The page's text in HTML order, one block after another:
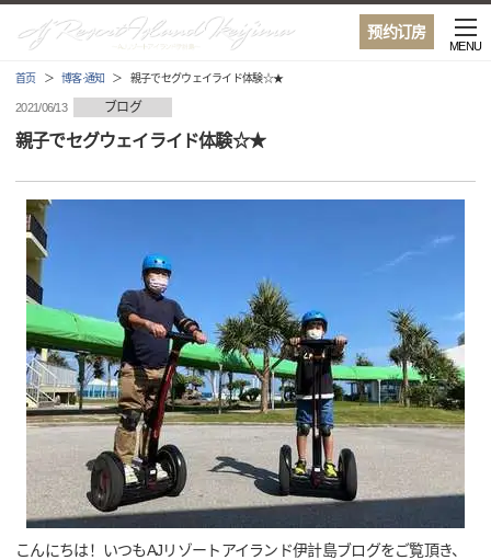
预约订房
MENU
首页 博客·通知 親子でセグウェイライド体験☆★
2021/06/13 ブログ
親子でセグウェイライド体験☆★
こんにちは！いつもAJリゾートアイランド伊計島ブログをご覧頂き、